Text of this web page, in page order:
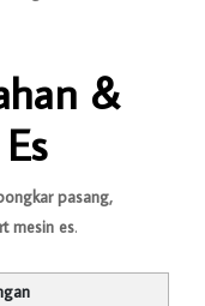
&
pasang,
mesin es.